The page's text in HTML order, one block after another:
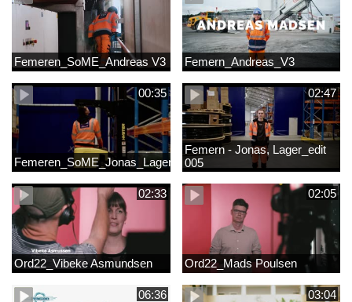
Femeren_SoME_Andreas V3 Femern_Andreas_V3
00:35
Femeren_SoME_Jonas_Lager
02:47
Femern - Jonas, Lager_edit
005
02:33
Ord22_Vibeke Asmundsen
02:05
Ord22_Mads Poulsen
06:36 03:04